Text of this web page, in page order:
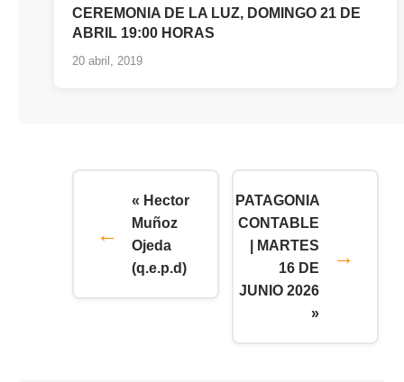
CEREMONIA DE LA LUZ, DOMINGO 21 DE
ABRIL 19:00 HORAS
20 abril, 2019
« Hector
Muñoz
Ojeda
(q.e.p.d)
PATAGONIA
CONTABLE
| MARTES
16 DE
JUNIO 2026
»